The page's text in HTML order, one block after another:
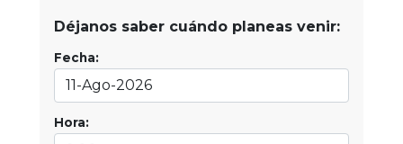
Déjanos saber cuándo planeas venir:
Fecha:
Hora: